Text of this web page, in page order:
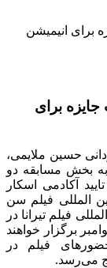
برای
حسین ملایمی،
بخش مسابقه دو
آکادمی اسکار
المللی فیلم سن
فیلم تیرانا در
که به ترتیب از 1 تا 11 نوامبر و از 2 تا 9 نوامبر برگزار خواهند
فیلم در
می‌رسد.